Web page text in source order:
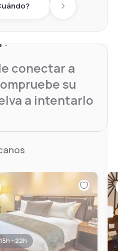
Next day
conectar a
su
a intentarlo
15h - 22h